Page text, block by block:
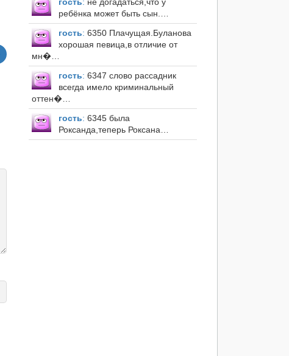
ребёнка может быть сын.…
гость: 6350 Плачущая.Буланова
хорошая певица,в отличие от
мн�…
гость: 6347 слово рассадник
всегда имело криминальный
оттен�…
гость: 6345 была
Роксанда,теперь Роксана…